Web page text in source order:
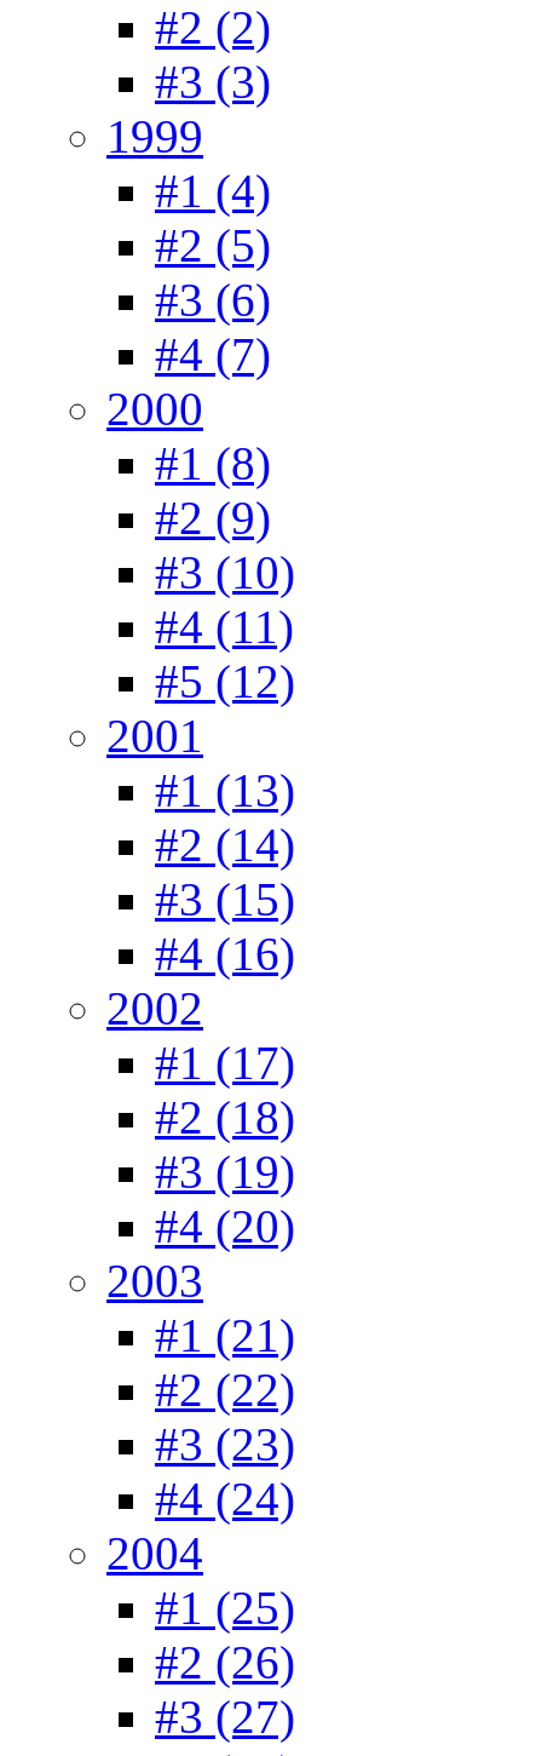
#2 (2)
#3 (3)
1999
#1 (4)
#2 (5)
#3 (6)
#4 (7)
2000
#1 (8)
#2 (9)
#3 (10)
#4 (11)
#5 (12)
2001
#1 (13)
#2 (14)
#3 (15)
#4 (16)
2002
#1 (17)
#2 (18)
#3 (19)
#4 (20)
2003
#1 (21)
#2 (22)
#3 (23)
#4 (24)
2004
#1 (25)
#2 (26)
#3 (27)